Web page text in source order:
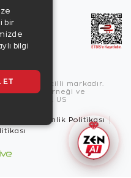
tescilli markadır.
Markalar Derneği ve
üyesidir. US
Güvenlik Politikası
bir
bilgi
ET